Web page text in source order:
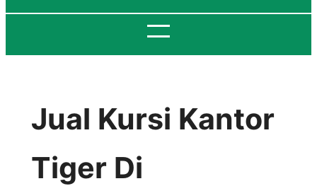
a
c
Jual Kursi Kantor
Tiger Di